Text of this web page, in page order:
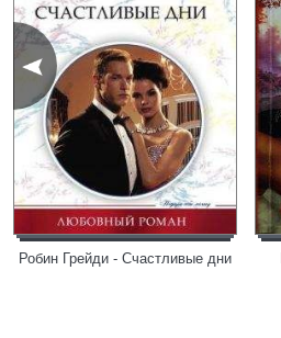
Робин Грейди - Счастливые дни